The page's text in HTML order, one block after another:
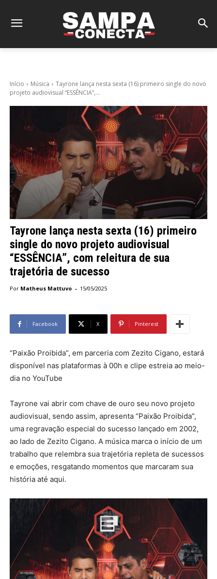
Início Música
Tayrone lança nesta sexta (16) primeiro single do novo
projeto audiovisual “ESSÊNCIA”,...
Tayrone lança nesta sexta (16) primeiro
single do novo projeto audiovisual
“ESSÊNCIA”, com releitura de sua
trajetória de sucesso
Por Matheus Mattuvo - 15/05/2025
Facebook X Pinterest
“Paixão Proibida”, em parceria com Zezito Cigano, estará
disponível nas plataformas à 00h e clipe estreia ao meio-
dia no YouTube
Tayrone vai abrir com chave de ouro seu novo projeto
audiovisual, sendo assim, apresenta “Paixão Proibida”,
uma regravação especial do sucesso lançado em 2002,
ao lado de Zezito Cigano. A música marca o início de um
trabalho que relembra sua trajetória repleta de sucessos
e emoções, resgatando momentos que marcaram sua
história até aqui.